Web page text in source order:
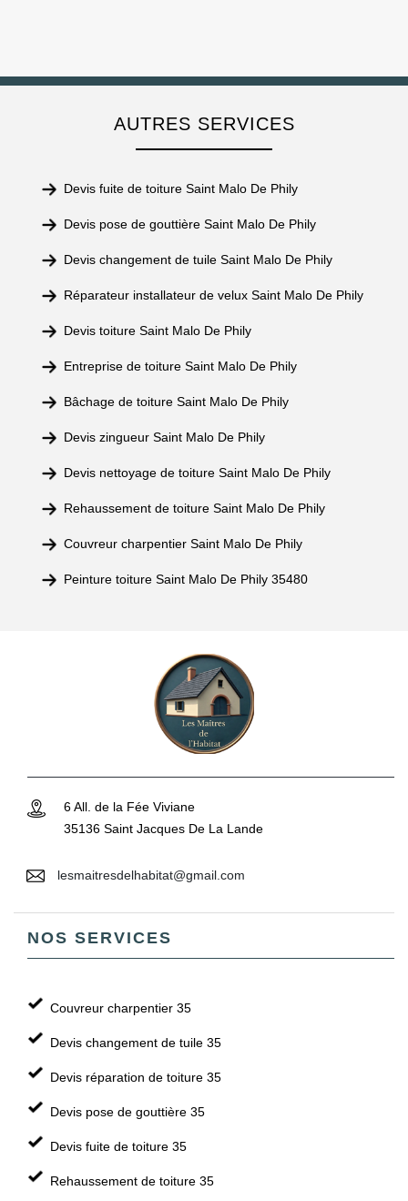
AUTRES SERVICES
Devis fuite de toiture Saint Malo De Phily
Devis pose de gouttière Saint Malo De Phily
Devis changement de tuile Saint Malo De Phily
Réparateur installateur de velux Saint Malo De Phily
Devis toiture Saint Malo De Phily
Entreprise de toiture Saint Malo De Phily
Bâchage de toiture Saint Malo De Phily
Devis zingueur Saint Malo De Phily
Devis nettoyage de toiture Saint Malo De Phily
Rehaussement de toiture Saint Malo De Phily
Couvreur charpentier Saint Malo De Phily
Peinture toiture Saint Malo De Phily 35480
6 All. de la Fée Viviane
35136 Saint Jacques De La Lande
lesmaitresdelhabitat@gmail.com
NOS SERVICES
Couvreur charpentier 35
Devis changement de tuile 35
Devis réparation de toiture 35
Devis pose de gouttière 35
Devis fuite de toiture 35
Rehaussement de toiture 35